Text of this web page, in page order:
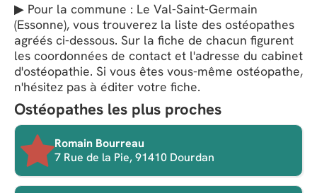
▶ Pour la commune : Le Val-Saint-Germain
(Essonne), vous trouverez la liste des ostéopathes
agréés ci-dessous. Sur la fiche de chacun figurent
les coordonnées de contact et l'adresse du cabinet
d'ostéopathie. Si vous êtes vous-même ostéopathe,
n'hésitez pas à éditer votre fiche.
Ostéopathes les plus proches
Romain Bourreau
7 Rue de la Pie, 91410 Dourdan